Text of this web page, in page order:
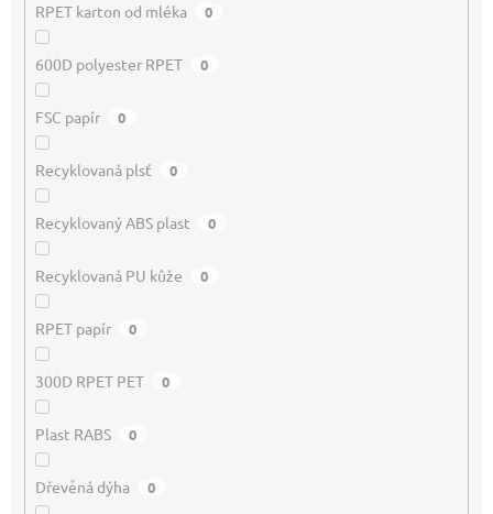
RPET karton od mléka 0
600D polyester RPET 0
FSC papír 0
Recyklovaná plsť 0
Recyklovaný ABS plast 0
Recyklovaná PU kůže 0
RPET papír 0
300D RPET PET 0
Plast RABS 0
Dřevěná dýha 0